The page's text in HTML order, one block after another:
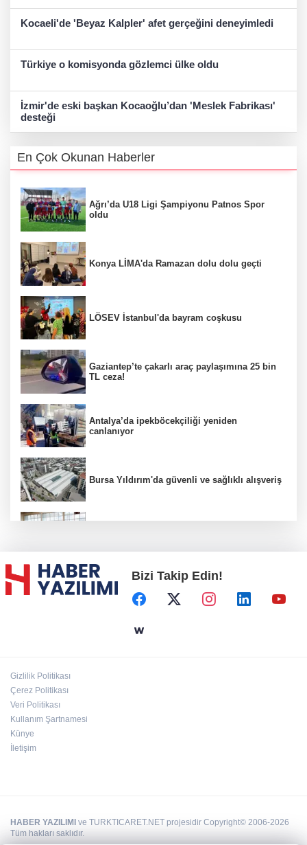
Kocaeli'de 'Beyaz Kalpler' afet gerçeğini deneyimledi
Türkiye o komisyonda gözlemci ülke oldu
İzmir'de eski başkan Kocaoğlu’dan 'Meslek Fabrikası'
desteği
En Çok Okunan Haberler
Ağrı’da U18 Ligi Şampiyonu Patnos Spor
oldu
Konya LİMA'da Ramazan dolu dolu geçti
LÖSEV İstanbul'da bayram coşkusu
Gaziantep’te çakarlı araç paylaşımına 25 bin
TL ceza!
Antalya’da ipekböcekçiliği yeniden
canlanıyor
Bursa Yıldırım'da güvenli ve sağlıklı alışveriş
Başkent'in göletlerinde temizlik ve bakım
sürüyor
Bizi Takip Edin!
Gizlilik Politikası
Çerez Politikası
Veri Politikası
Kullanım Şartnamesi
Künye
İletişim
HABER YAZILIMI ve TURKTICARET.NET projesidir Copyright© 2006-2026
Tüm hakları saklıdır.